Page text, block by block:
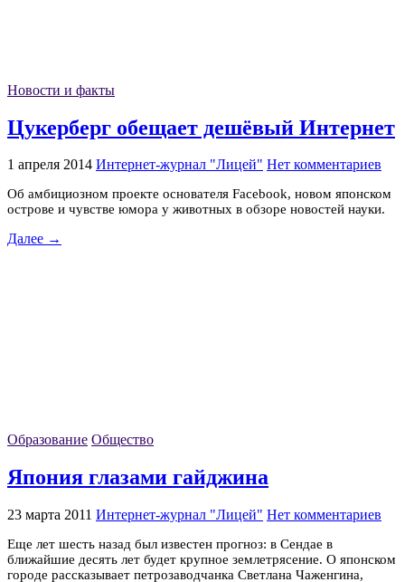
Новости и факты
Цукерберг обещает дешёвый Интернет
1 апреля 2014 Интернет-журнал "Лицей" Нет комментариев
Об амбициозном проекте основателя Facebook, новом японском
острове и чувстве юмора у животных в обзоре новостей науки.
Далее →
Образование Общество
Япония глазами гайджина
23 марта 2011 Интернет-журнал "Лицей" Нет комментариев
Еще лет шесть назад был известен прогноз: в Сендае в
ближайшие десять лет будет крупное землетрясение. О японском
городе рассказывает петрозаводчанка Светлана Чаженгина,